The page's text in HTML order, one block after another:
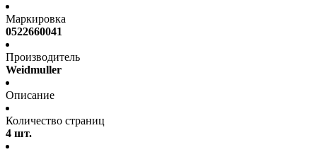
Маркировка
0522660041
Производитель
Weidmuller
Описание
Количество страниц
4 шт.